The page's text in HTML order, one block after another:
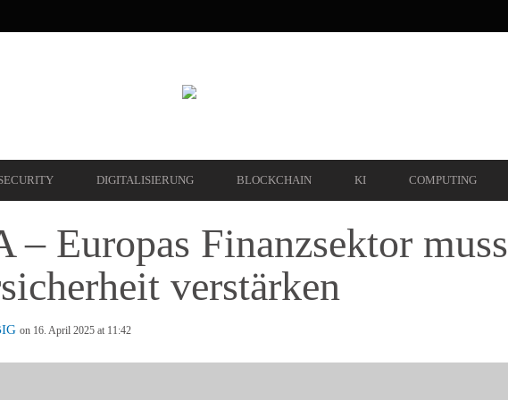
DIGITALISIERUNG BLOCKCHAIN KI COMPUTING
– Europas Finanzsektor muss
verstärken
on 16. April 2025 at 11:42